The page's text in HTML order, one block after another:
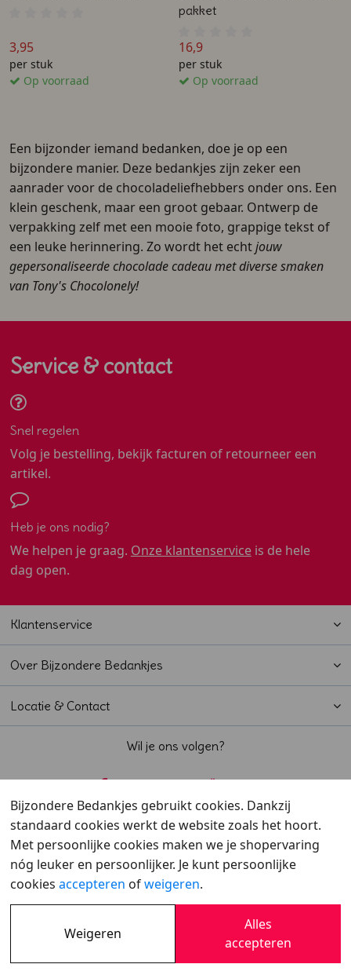
3,95
per stuk
Op voorraad
pakket
16,9
per stuk
Op voorraad
Een bijzonder iemand bedanken, doe je op een
bijzondere manier. Deze bedankjes zijn zeker een
aanrader voor de chocoladeliefhebbers onder ons. Een
klein geschenk, maar een groot gebaar. Ontwerp de
verpakking zelf met een mooie foto, grappige tekst of
een leuke herinnering. Zo wordt het echtjouw
gepersonaliseerde chocolade cadeau met diverse smaken
van Tony's Chocolonely!
Service & contact
Snel regelen
Volg je bestelling, bekijk facturen of retourneer een
artikel.
Heb je ons nodig?
We helpen je graag. Onze klantenserviceis de hele
dag open.
Klantenservice
Over Bijzondere Bedankjes
Locatie & Contact
Wil je ons volgen?
Beoordeeld met een door klanten
Overzicht • Cookies•Privacy
© 2007 - 2026 - Bijzondere Bedankjes
Bijzondere Bedankjes gebruikt cookies. Dankzij
standaard cookies werkt de website zoals het hoort.
Met persoonlijke cookies maken we je shopervaring
nóg leuker en persoonlijker. Je kunt persoonlijke
cookies accepteren ofweigeren.
Weigeren
Alles
accepteren